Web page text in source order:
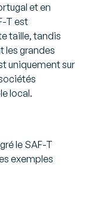
et en
T est
taille, tandis
les grandes
uniquement sur
local.
le SAF-T
exemples